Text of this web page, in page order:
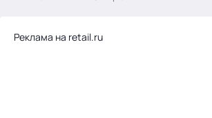
Реклама на retail.ru